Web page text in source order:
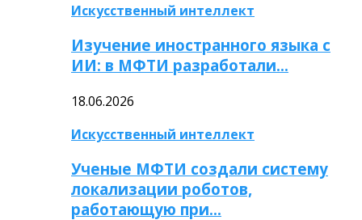
Искусственный интеллект
Изучение иностранного языка с
ИИ: в МФТИ разработали…
18.06.2026
Искусственный интеллект
Ученые МФТИ создали систему
локализации роботов,
работающую при…